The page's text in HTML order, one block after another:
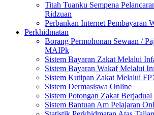
Titah Tuanku Sempena
Ridzuan
Perbankan Internet Pembayaran
Perkhidmatan
Borang Permohonan Sewaan /
MAIPk
Sistem Bayaran Zakat Melalui
Sistem Bayaran Wakaf Melalui
Sistem Kutipan Zakat Melalui
Sistem Dermasiswa Online
Sistem Potongan Zakat Berjadual
Sistem Bantuan Am Pelajaran